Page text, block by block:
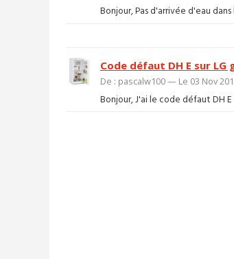
Bonjour, Pas d'arrivée d'eau
Code défaut DH E sur LG
De : pascalw100 — Le 03 Nov
Bonjour, J'ai le code défaut DH E